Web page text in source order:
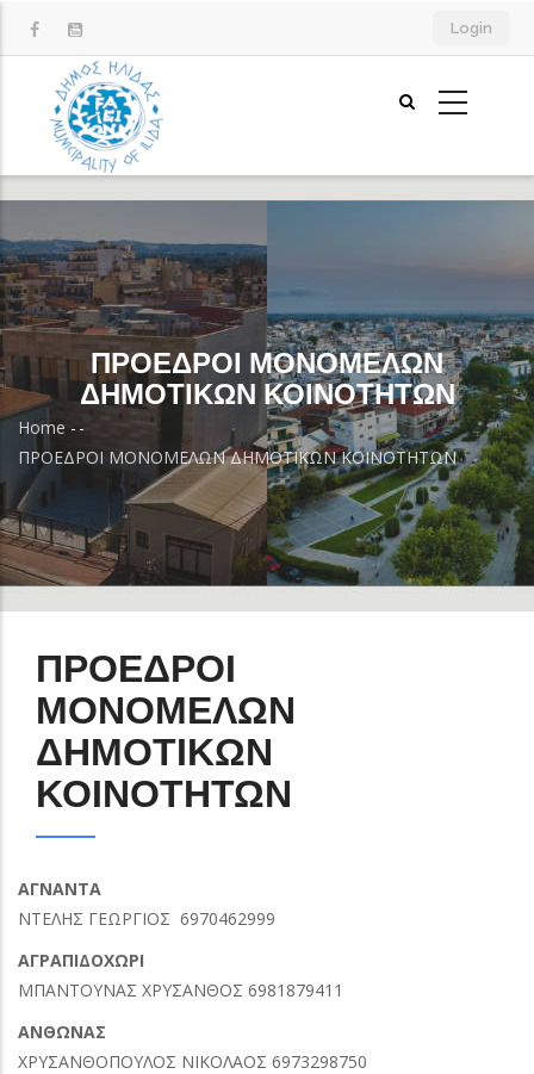
content
Login
ΠΡΟΕΔΡΟΙ ΜΟΝΟΜΕΛΩΝ
ΔΗΜΟΤΙΚΩΝ ΚΟΙΝΟΤΗΤΩΝ
Breadcrumb
Home - -
ΠΡΟΕΔΡΟΙ ΜΟΝΟΜΕΛΩΝ ΔΗΜΟΤΙΚΩΝ ΚΟΙΝΟΤΗΤΩΝ
ΠΡΟΕΔΡΟΙ
ΜΟΝΟΜΕΛΩΝ
ΔΗΜΟΤΙΚΩΝ
ΚΟΙΝΟΤΗΤΩΝ
ΑΓΝΑΝΤΑ
ΝΤΕΛΗΣ ΓΕΩΡΓΙΟΣ 6970462999
ΑΓΡΑΠΙΔΟΧΩΡΙ
ΜΠΑΝΤΟΥΝΑΣ ΧΡΥΣΑΝΘΟΣ 6981879411
ΑΝΘΩΝΑΣ
ΧΡΥΣΑΝΘΟΠΟΥΛΟΣ ΝΙΚΟΛΑΟΣ 6973298750